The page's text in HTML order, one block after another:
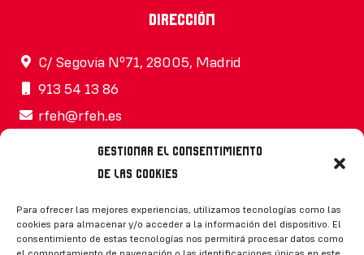
Gestionar el consentimiento
de las cookies
Para ofrecer las mejores experiencias, utilizamos tecnologías como las
cookies para almacenar y/o acceder a la información del dispositivo. El
consentimiento de estas tecnologías nos permitirá procesar datos como
Dirección
C/ Segovia Nº71, 28005, Madrid
913 54 13 86
rfeh@rfeh.es
Síguenos